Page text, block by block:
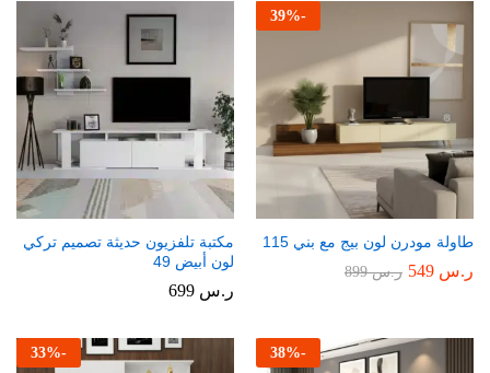
-
39%
طاولة مودرن لون بيج مع بني 115
ر.س ر.س899
مكتبة تلفزيون حديثة تصميم تركي
لون أبيض 49
ر.س
-
38%
-
33%